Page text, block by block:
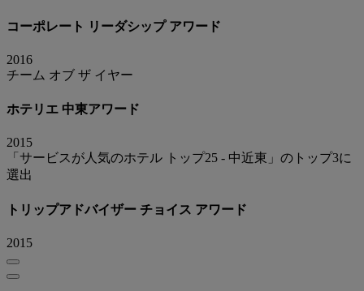
コーポレート リーダシップ アワード
2016
チーム オブ ザ イヤー
ホテリエ 中東アワード
2015
「サービスが人気のホテル トップ25 - 中近東」のトップ3に
選出
トリップアドバイザー チョイス アワード
2015